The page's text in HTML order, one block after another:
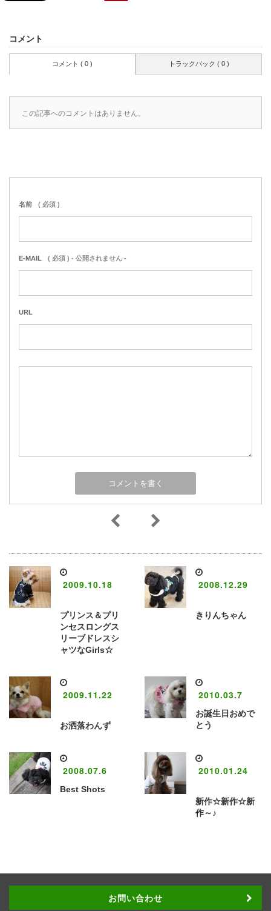
コメント
コメント ( 0 ) トラックバック ( 0 )
この記事へのコメントはありません。
名前 ( 必須 )
E-MAIL ( 必須 ) - 公開されません -
URL
2009.10.18
プリンス＆プリ
ンセスロングス
リーブドレスシ
ャツなGirls☆
2008.12.29
きりんちゃん
2009.11.22
お洒落わんず
2010.03.7
お誕生日おめで
とう
2008.07.6
Best Shots
2010.01.24
新作☆新作☆新
作～♪
お問い合わせ